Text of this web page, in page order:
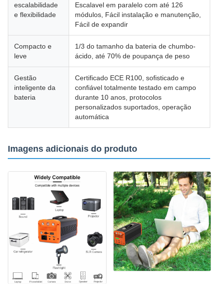
escalabilidade
e flexibilidade
Escalavel em paralelo com até 126
módulos, Fácil instalação e manutenção,
Fácil de expandir
Compacto e
leve
1/3 do tamanho da bateria de chumbo-
ácido, até 70% de poupança de peso
Gestão
inteligente da
bateria
Certificado ECE R100, sofisticado e
confiável totalmente testado em campo
durante 10 anos, protocolos
personalizados suportados, operação
automática
Imagens adicionais do produto